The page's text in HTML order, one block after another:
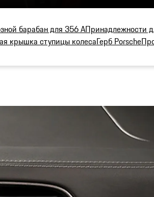
барабан для 356 АПринадлежности
крышка ступицы колесаГерб Porsche